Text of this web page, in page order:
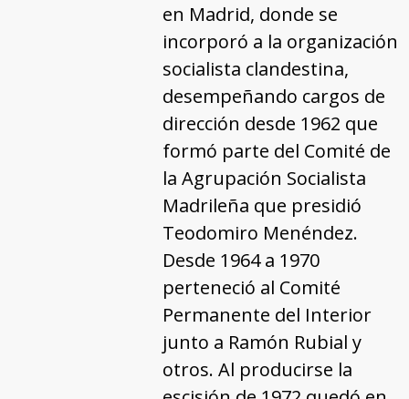
en Madrid, donde se
incorporó a la organización
socialista clandestina,
desempeñando cargos de
dirección desde 1962 que
formó parte del Comité de
la Agrupación Socialista
Madrileña que presidió
Teodomiro Menéndez.
Desde 1964 a 1970
perteneció al Comité
Permanente del Interior
junto a Ramón Rubial y
otros. Al producirse la